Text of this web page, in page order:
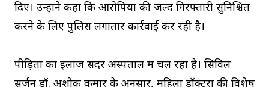
दिए। उन्होंने कहा कि आरोपियों की जल्द गिरफ्तारी सुनिश्चित
करने के लिए पुलिस लगातार कार्रवाई कर रही है।
पीड़िता का इलाज सदर अस्पताल में चल रहा है। सिविल
सर्जन डॉ. अशोक कुमार के अनुसार, महिला डॉक्टरों की विशेष